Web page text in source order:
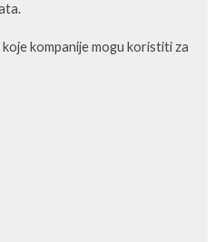
kompanije mogu koristiti za